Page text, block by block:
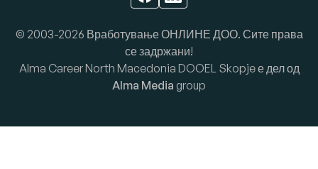
© 2003-2026 Вработување ОНЛИНЕ ДОО. Сите права
се задржани!
Alma Career North Macedonia DOOEL Skopje е дел од
Alma Media group